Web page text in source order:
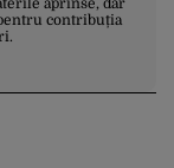
contribuția